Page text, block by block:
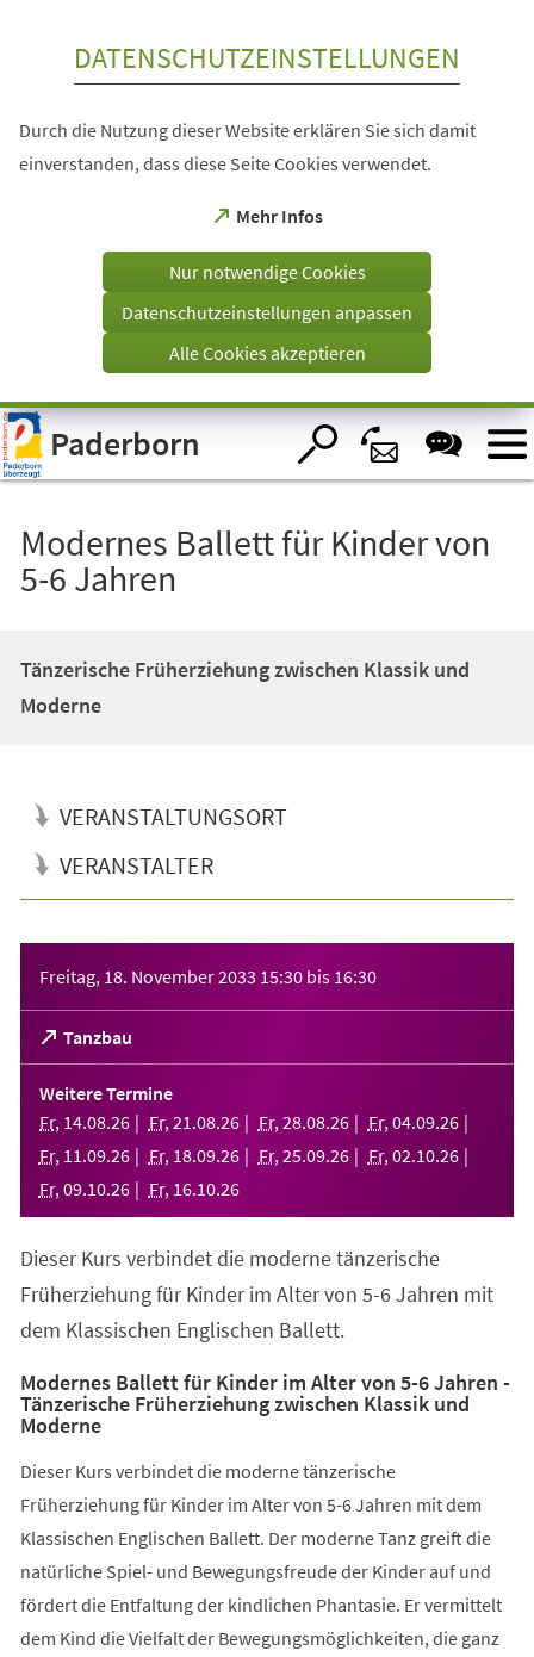
Visuelle
Assistenzsoftware
öffnen.
DATENSCHUTZEINSTELLUNGEN
Durch die Nutzung dieser Website erklären Sie sich damit
einverstanden, dass diese Seite Cookies verwendet.
Mehr Infos
(Öffnet
einem
Tab)
Nur notwendige Cookies
Datenschutzeinstellungen anpassen
Alle Cookies akzeptieren
Paderborn
Modernes Ballett für Kinder von
5-6 Jahren
Tänzerische Früherziehung zwischen Klassik und
Moderne
VERANSTALTUNGSORT
VERANSTALTER
Freitag, 18. November 2033 15:30 bis 16:30
Tanzbau
(Öffnet
in
einem
neuen
Tab)
Weitere Termine
Fr, 14.08.26 Fr, 21 .08.26 Fr, 28.08.26 Fr, 04.09.26
Fr, 11 .09.26 Fr, 18.09.26 Fr, 25.09.26 Fr, 02.10.26
Fr, 09.10.26 Fr, 16.10.26
Dieser Kurs verbindet die moderne tänzerische
Früherziehung für Kinder im Alter von 5-6 Jahren mit
dem Klassischen Englischen Ballett.
Modernes Ballett für Kinder im Alter von 5-6 Jahren -
Tänzerische Früherziehung zwischen Klassik und
Moderne
Dieser Kurs verbindet die moderne tänzerische
Früherziehung für Kinder im Alter von 5-6 Jahren mit dem
Klassischen Englischen Ballett. Der moderne Tanz greift die
natürliche Spiel- und Bewegungsfreude der Kinder auf und
fördert die Entfaltung der kindlichen Phantasie. Er vermittelt
dem Kind die Vielfalt der Bewegungsmöglichkeiten, die ganz